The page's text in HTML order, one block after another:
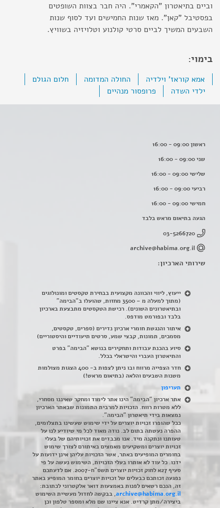
וביים בתיאטרון "הקאמרי". היה חבר בצוות השופטים
בפסטיבל "קאן". מאז שנות החמישים ועד לסוף שנות
השבעים המשיך לביים סרטי קולנוע וטלויזיה בשוויץ.
בימוי:
אמא קוראז' וילדיה החולה המדומה
חלום הגולם
ילדי השדה
פרופסור מנהיים
ראשון 09:00 - 16:00
שני 09:00 - 16:00
שלישי 09:00 - 16:00
רביעי 09:00 - 16:00
חמישי 09:00 - 16:00
הגעה בתיאום מראש בלבד
03-5266720
archive@habima.org.il
שירותי הארכיון:
ייעוץ, ליווי והכוונה מקצועית בבחירת טקסטים ומונולוגים
(מתוך למעלה מ – 3500 מחזות, שהועלו ב"הבימה"
ובתיאטרונים השונים). רכישת הטקסטים מתבצעת בארכיון
בלבד ובפורמט מודפס.
איתור והנגשת חומרי ארכיון נדירים (ספרים, טקסטים,
מסמכים, תמונות, קבצי שמע, סרטים תיעודיים והיסטוריים)
סיוע בהכנת עבודות ותחקירים בנושא "הבימה" בפרט
והתיאטרון העברי והישראלי בכלל.
חדר הצפייה מרווח ובו ניתן לצפות ב- 400 הצגות מצולמות
משנות השבעים והלאה (בתיאום מראש!)
תעריפון
אתר ארכיון "הבימה" הינו אתר לימוד ומחקר שאיננו מסחרי,
ללא מטרות רווח. הזכויות למרבית התמונות שבאתר הארכיון
נמצאות בידי תיאטרון "הבימה".
ככל שהופרו זכויות יוצרים על ידי שימוש שעשינו בתצלומים,
ההפרה נעשתה בתום לב. נודה מאוד לכל מי שיודיע לנו על
טעותנו ונתקנה מיד. אנו מכבדים את זכויותיהם של בעלי
זכויות יוצרים ומשקיעים מאמצים באיתורם לצורך שימוש
בחומרים המופיעים באתר, אשר הזכויות עליהן אינן ידועות על
ידנו. כל עוד לא אותרו בעלי הזכויות, השימוש נעשה על פי
סעיף 27א לחוק זכויות יוצרים תשס"ח-2007. אם לדעתכם
נפגעה זכותכם כבעלים של זכויות יוצרים בחומר המופיע באתר
זה, הנכם רשאים לפנות באמצעות דואר אלקטרוני לכתובת:
archive@habima.org.il, בבקשה לחדול מעשיית השימוש
ביצירה/מתן קרדיט. אנא ציינו שם מלא ומספר טלפון וכן